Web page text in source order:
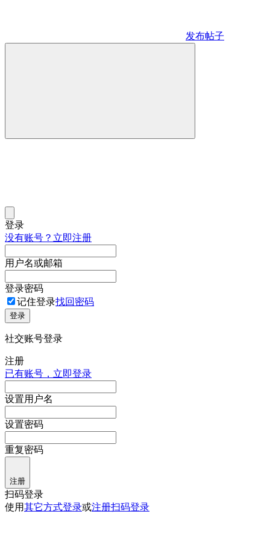
发布帖子
登录
没有账号？立即注册
用户名或邮箱
登录密码
记住登录找回密码
登录
社交账号登录
注册
已有账号，立即登录
设置用户名
设置密码
重复密码
注册
扫码登录
使用其它方式登录或注册扫码登录